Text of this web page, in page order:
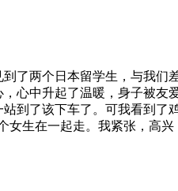
了两个日本留学生，与我们
心中升起了温暖，身子被友爱
到了该下车了。可我看到了
生在一起走。我紧张，高兴